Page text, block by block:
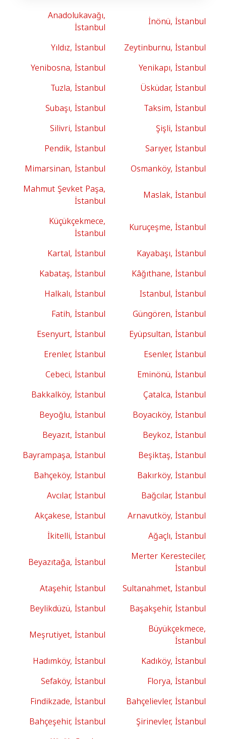
İnönü, İstanbul
Anadolukavağı,
İstanbul
Zeytinburnu, İstanbul
Yıldız, İstanbul
Yenikapı, İstanbul
Yenibosna, İstanbul
Üsküdar, İstanbul
Tuzla, İstanbul
Taksim, İstanbul
Subaşı, İstanbul
Şişli, İstanbul
Silivri, İstanbul
Sarıyer, İstanbul
Pendik, İstanbul
Osmanköy, İstanbul
Mimarsinan, İstanbul
Maslak, İstanbul
Mahmut Şevket Paşa,
İstanbul
Kuruçeşme, İstanbul
Küçükçekmece,
İstanbul
Kayabaşı, İstanbul
Kartal, İstanbul
Kâğıthane, İstanbul
Kabataş, İstanbul
Istanbul, İstanbul
Halkalı, İstanbul
Güngören, İstanbul
Fatih, İstanbul
Eyüpsultan, İstanbul
Esenyurt, İstanbul
Esenler, İstanbul
Erenler, İstanbul
Eminönü, İstanbul
Cebeci, İstanbul
Çatalca, İstanbul
Bakkalköy, İstanbul
Boyacıköy, İstanbul
Beyoğlu, İstanbul
Beykoz, İstanbul
Beyazıt, İstanbul
Beşiktaş, İstanbul
Bayrampaşa, İstanbul
Bakırköy, İstanbul
Bahçeköy, İstanbul
Bağcılar, İstanbul
Avcılar, İstanbul
Arnavutköy, İstanbul
Akçakese, İstanbul
Ağaçlı, İstanbul
İkitelli, İstanbul
Merter Keresteciler,
İstanbul
Beyazıtağa, İstanbul
Sultanahmet, İstanbul
Ataşehir, İstanbul
Başakşehir, İstanbul
Beylikdüzü, İstanbul
Büyükçekmece,
İstanbul
Meşrutiyet, İstanbul
Kadıköy, İstanbul
Hadımköy, İstanbul
Florya, İstanbul
Sefaköy, İstanbul
Bahçelievler, İstanbul
Findikzade, İstanbul
Şirinevler, İstanbul
Bahçeşehir, İstanbul